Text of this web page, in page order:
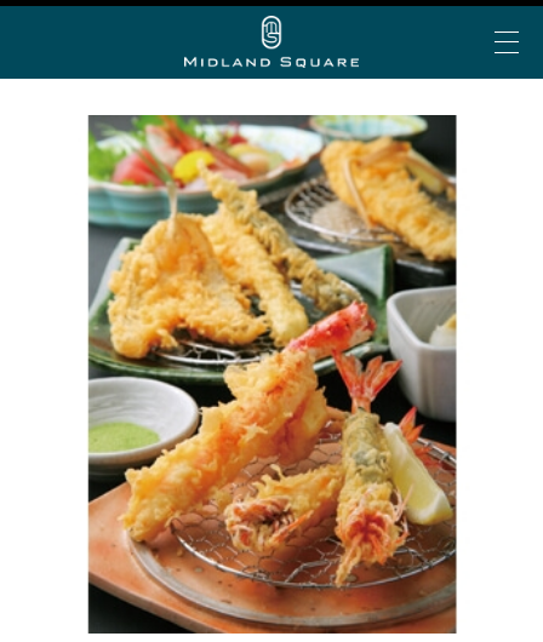
イベント＆トピックス
お知らせ
ビアガーデン
My Story vol.69 デジタ
ルブック
アトリウムコンサート
ミッドランド 夏グルメ
ミッドランド ランチ
ミッドランド 会食・接待
こだわりの手土産
半券de得シネマ＆ゴールド/プラチナ会員限定サービ
ス
大人のブライダル
Web MyStory
ミッドランド スクエア プレミアムマガジンにWeb版
が登場しました！
広報ブログ
イベント情報、ショップ最新情報を中心に様々な角度
ショップ＆レストランを探す
フロアで探す
カテゴリで探す
50音で探す
ショップ＆レストラン最新情報
ショップ&レストラン
ミッドランド スクエア シネマ
トヨタ自動車ショールーム
スカイプロムナード
スカイホールそら
ミッドランドホール・会議室
銀行・証券・ATM 旅行代理店
公共交通機関でお越しの方
車でお越しの方
空港からお越しの方
自転車でお越しの方
駐車場・駐輪場
パブリックサービス
駐車場・駐輪場
エレベーター・エスカレーター
トップ
ランク別サービス内容